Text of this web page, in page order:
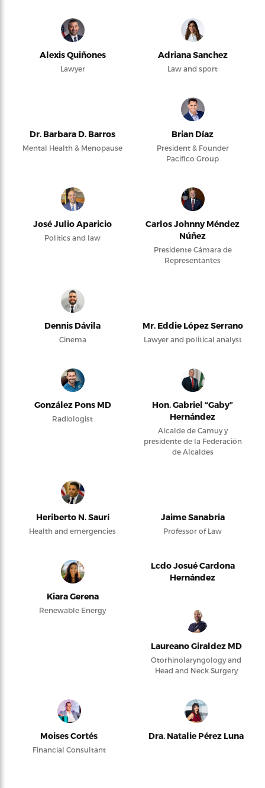
Alexis Quiñones
Lawyer
Adriana Sanchez
Law and sport
Dr. Barbara D. Barros
Mental Health & Menopause
Brian Díaz
President & Founder
Pacifico Group
José Julio Aparicio
Politics and law
Carlos Johnny Méndez
Núñez
Presidente Cámara de
Representantes
Dennis Dávila
Cinema
Mr. Eddie López Serrano
Lawyer and political analyst
González Pons MD
Radiologist
Hon. Gabriel “Gaby”
Hernández
Alcalde de Camuy y
presidente de la Federación
de Alcaldes
Heriberto N. Saurí
Health and emergencies
Jaime Sanabria
Professor of Law
Kiara Gerena
Renewable Energy
Lcdo Josué Cardona
Hernández
Laureano Giraldez MD
Otorhinolaryngology and
Head and Neck Surgery
Moises Cortés
Financial Consultant
Dra. Natalie Pérez Luna